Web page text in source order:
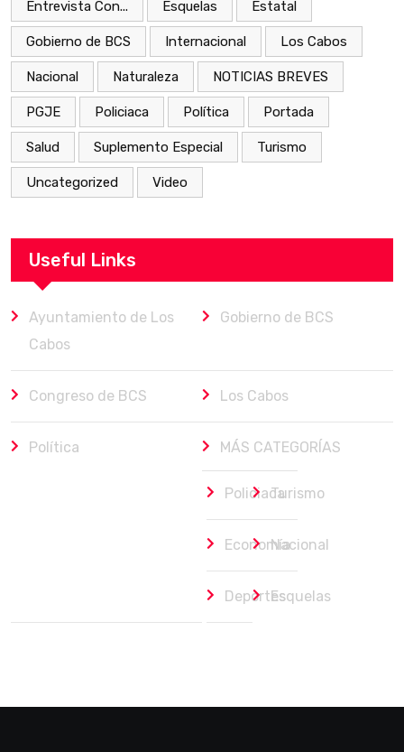
Entrevista Con... Esquelas Estatal
Gobierno de BCS Internacional Los Cabos
Nacional Naturaleza NOTICIAS BREVES
PGJE Policiaca Política Portada
Salud Suplemento Especial Turismo
Uncategorized Video
Useful Links
Ayuntamiento de Los
Cabos
Gobierno de BCS
Congreso de BCS Los Cabos
Política MÁS CATEGORÍAS
PoliciacaTurismo
EconomíaNacional
DeportesEsquelas